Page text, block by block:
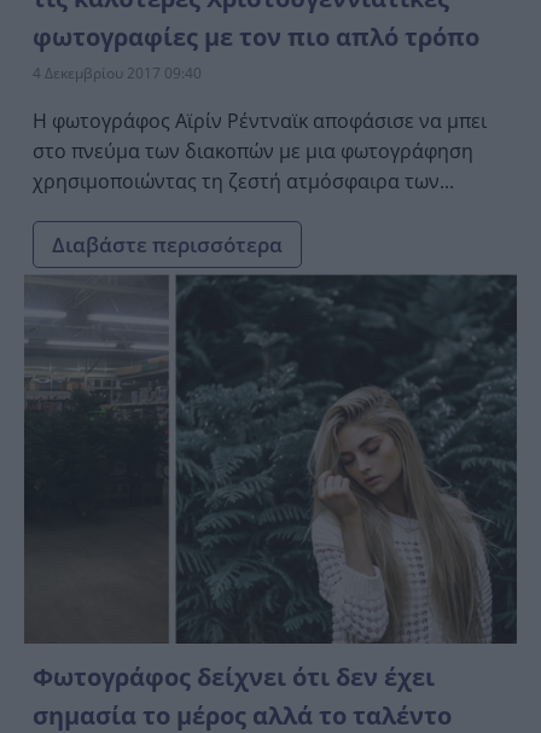
φωτογραφίες με τον πιο απλό τρόπο
4 Δεκεμβρίου 2017 09:40
Η φωτογράφος Αϊρίν Ρέντναϊκ αποφάσισε να μπει
στο πνεύμα των διακοπών με μια φωτογράφηση
χρησιμοποιώντας τη ζεστή ατμόσφαιρα των...
Διαβάστε περισσότερα
Φωτογράφος δείχνει ότι δεν έχει
σημασία το μέρος αλλά το ταλέντο